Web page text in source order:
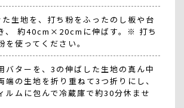
生地を、打ち粉をふったのし板や台
、 約40cm×20cmに伸ばす。※ 打ち
を使ってください。
バターを、3の伸ばした生地の真ん中
端の生地を折り重ねて3つ折りにし、
ルムに包んで冷蔵庫で約30分休ませ